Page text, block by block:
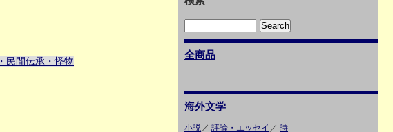
民間伝承・怪物
全商品
海外文学
小説／ 評論・エッセイ ／ 詩